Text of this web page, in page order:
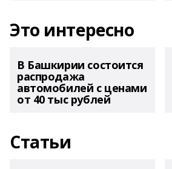
Это интересно
В Башкирии состоится
распродажа
автомобилей с ценами
от 40 тыс рублей
Статьи